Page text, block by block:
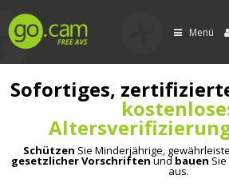
Menü
Sofortiges,
Schützen Sie Minderjährige,
gesetzlicher Vorschriftenundbauen
aus.